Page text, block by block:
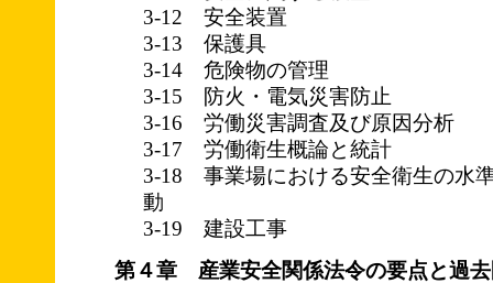
3-12 安全装置
3-13 保護具
3-14 危険物の管理
3-15 防火・電気災害防止
3-16 労働災害調査及び原因分析
3-17 労働衛生概論と統計
3-18 事業場における安全衛生の水
動
3-19 建設工事
第４章 産業安全関係法令の要点と過